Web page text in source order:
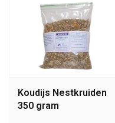
Koudijs Nestkruiden
350 gram